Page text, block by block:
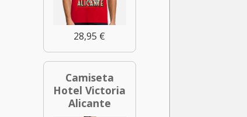
28,95 €
Camiseta
Hotel Victoria
Alicante